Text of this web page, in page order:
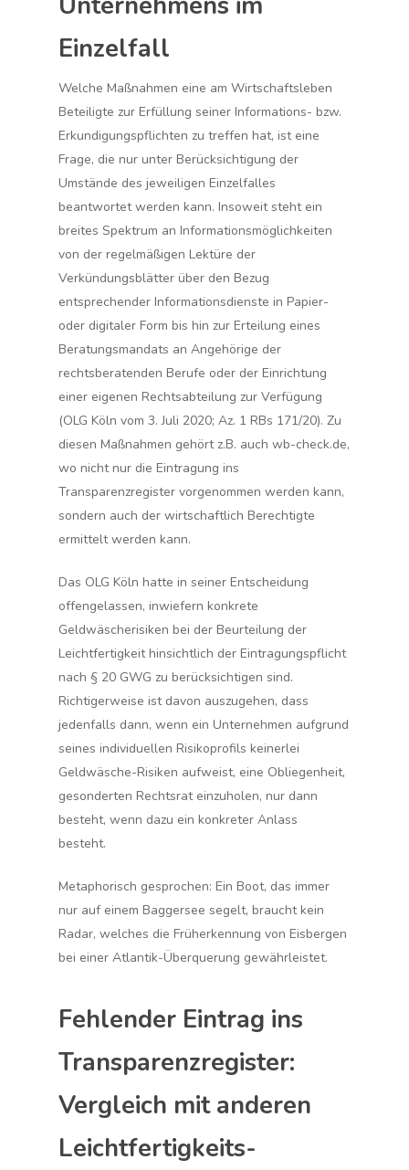
Einzelfall
Welche Maßnahmen eine am Wirtschaftsleben
Beteiligte zur Erfüllung seiner Informations- bzw.
Erkundigungspflichten zu treffen hat, ist eine
Frage, die nur unter Berücksichtigung der
Umstände des jeweiligen Einzelfalles
beantwortet werden kann. Insoweit steht ein
breites Spektrum an Informationsmöglichkeiten
von der regelmäßigen Lektüre der
Verkündungsblätter über den Bezug
entsprechender Informationsdienste in Papier-
oder digitaler Form bis hin zur Erteilung eines
Beratungsmandats an Angehörige der
rechtsberatenden Berufe oder der Einrichtung
einer eigenen Rechtsabteilung zur Verfügung
(OLG Köln vom 3. Juli 2020; Az. 1 RBs 171/20). Zu
diesen Maßnahmen gehört z.B. auch wb-check.de,
wo nicht nur dieEintragung ins
Transparenzregister vorgenommen werden kann,
sondern auch der wirtschaftlich Berechtigte
ermittelt werden kann.
Das OLG Köln hatte in seiner Entscheidung
offengelassen, inwiefern konkrete
Geldwäscherisiken bei der Beurteilung der
Leichtfertigkeit hinsichtlich der Eintragungspflicht
nach § 20 GWG zu berücksichtigen sind.
Richtigerweise ist davon auszugehen, dass
jedenfalls dann, wenn ein Unternehmen aufgrund
seines individuellen Risikoprofils keinerlei
Geldwäsche-Risiken aufweist, eine Obliegenheit,
gesonderten Rechtsrat einzuholen, nur dann
besteht, wenn dazu ein konkreterAnlass
besteht.
Metaphorisch gesprochen: Ein Boot, das immer
nur auf einem Baggersee segelt, braucht kein
Radar, welches die Früherkennung von Eisbergen
bei einer Atlantik-Überquerung gewährleistet.
Fehlender Eintrag ins
Transparenzregister:
Vergleich mit anderen
Leichtfertigkeits-